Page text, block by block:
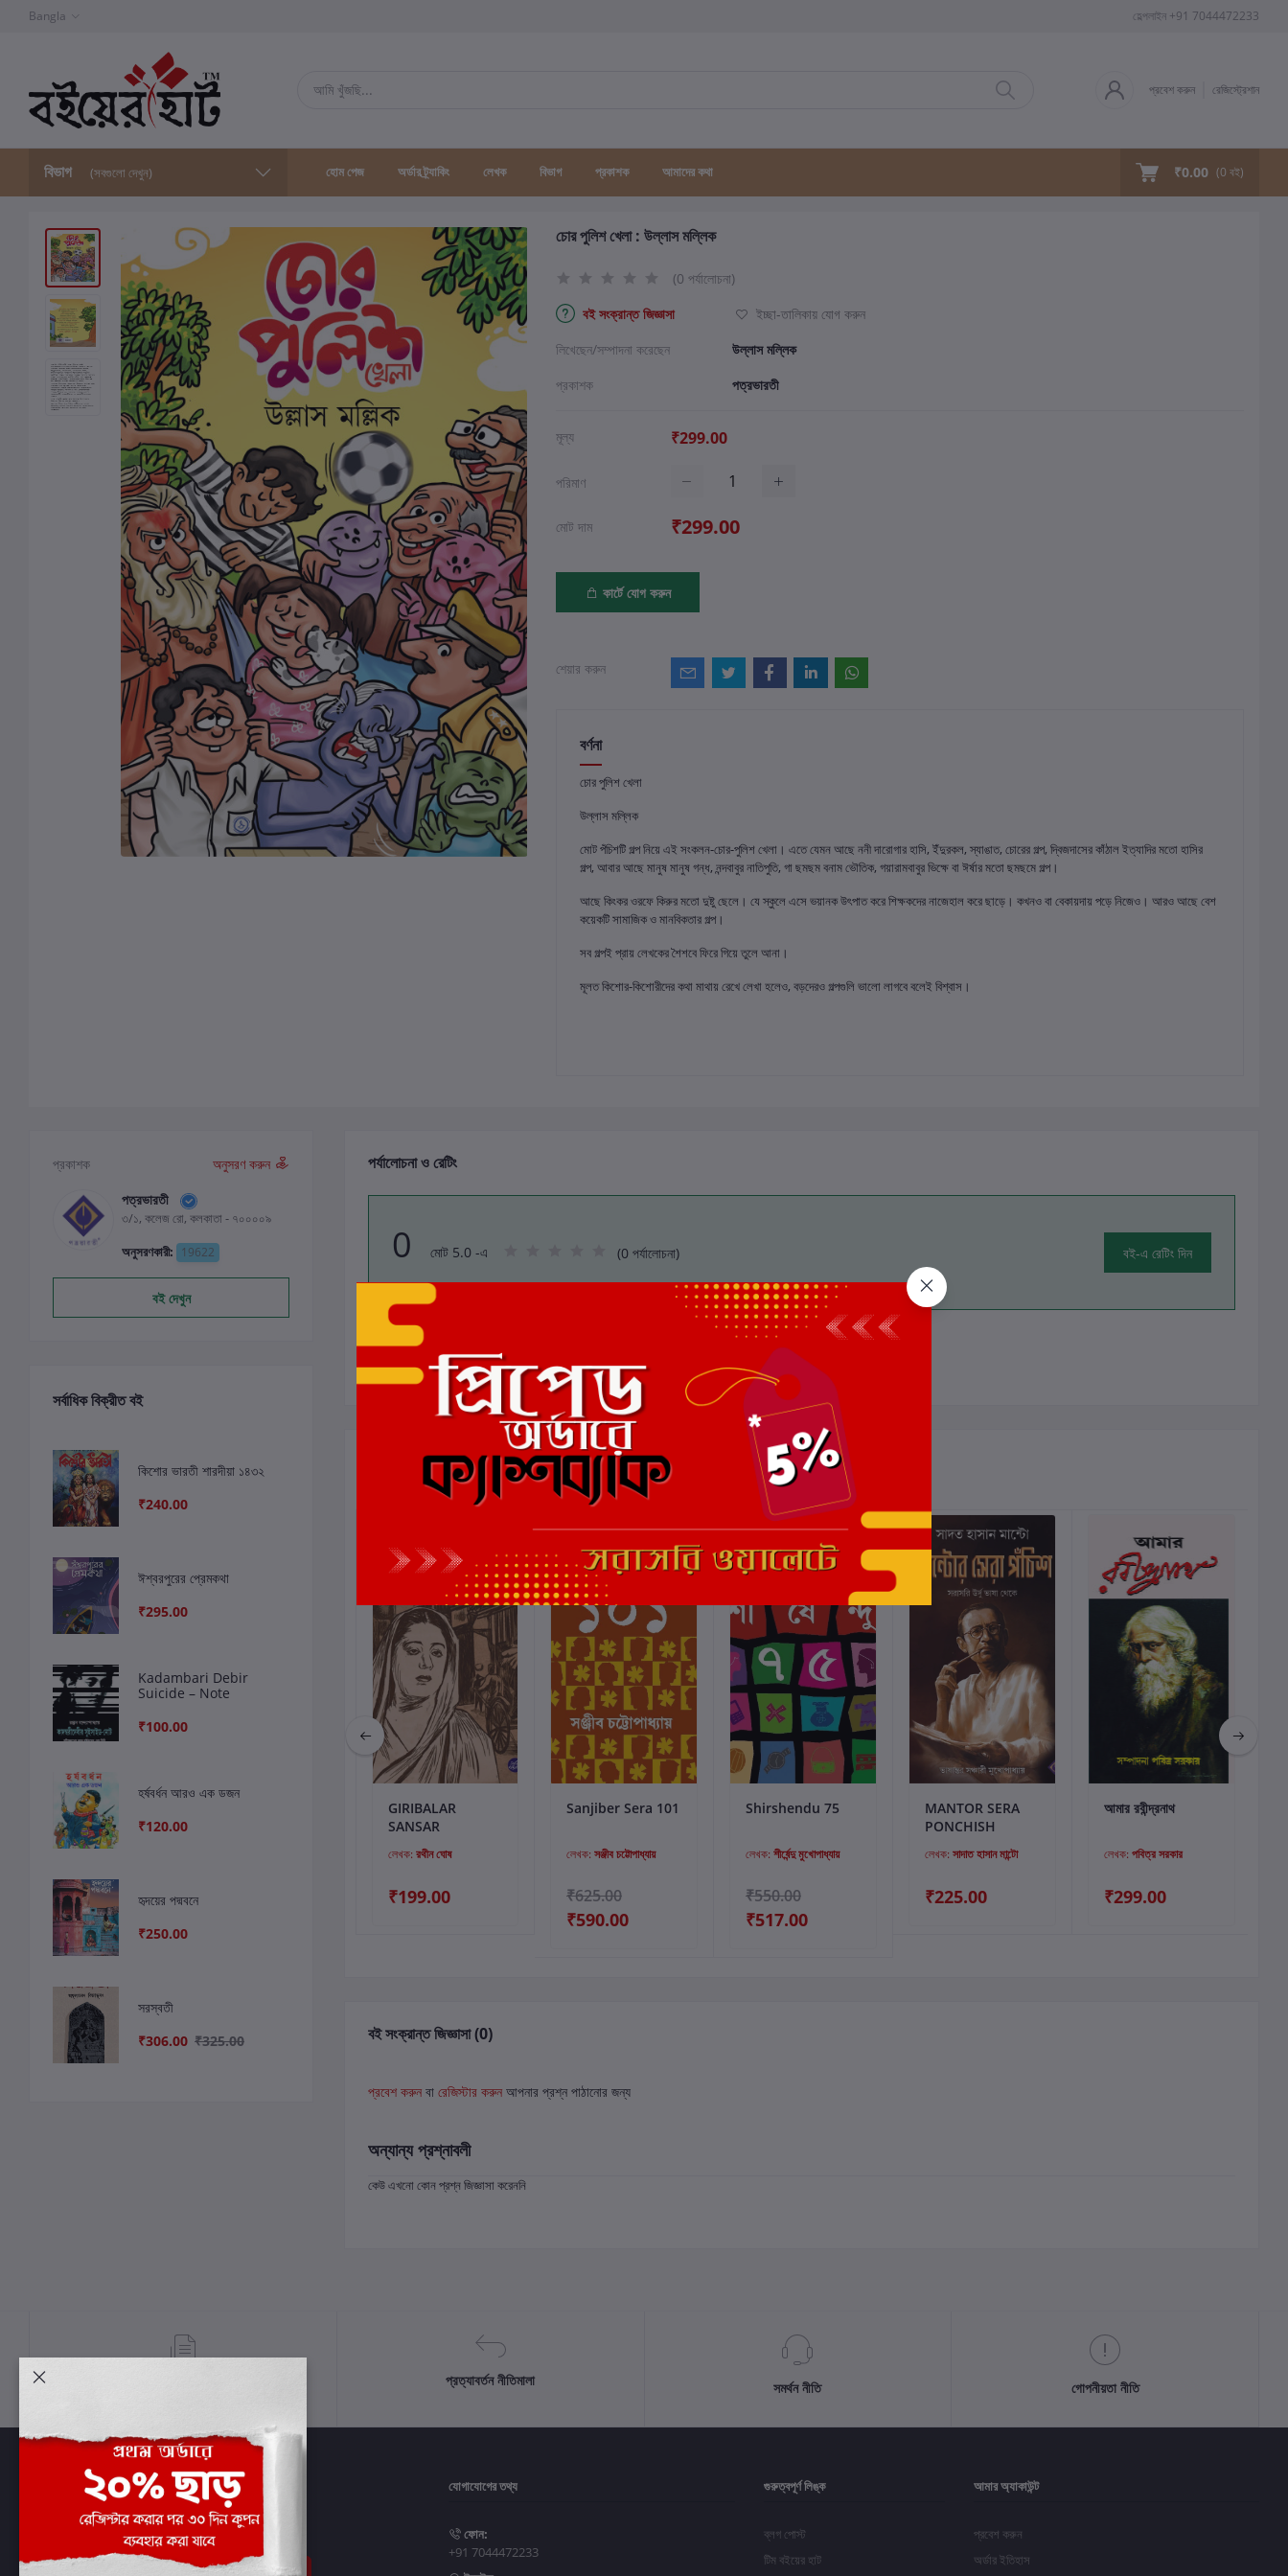
Bangla হেল্পলাইন +91 7044472233
প্রবেশ করুন রেজিস্ট্রেশান
বিভাগ (সবগুলো দেখুন) হোম পেজ অর্ডার ট্র্যাকিং লেখক বিভাগ প্রকাশক আমাদের কথা ₹0.00 (0 বই)
চোর পুলিশ খেলা : উল্লাস মল্লিক
(0 পর্যালোচনা)
বই সংক্রান্ত জিজ্ঞাসা
ইচ্ছা-তালিকায় যোগ করুন
লিখেছেন/সম্পাদনা করেছেন
উল্লাস মল্লিক
প্রকাশক
পত্রভারতী
মূল্য ₹299.00
পরিমাণ
মোট দাম ₹299.00
কার্টে যোগ করুন
শেয়ার করুন
বর্ণনা
চোর পুলিশ খেলা
উল্লাস মল্লিক
মোট পঁচিশটি গল্প নিয়ে এই সংকলন-চোর-পুলিশ খেলা। এতে যেমন আছে ননী দারোগার হাসি, ইঁদুরকল, স্যাঙাত, চোরের গল্প, দ্বিজদাসের কাঁঠাল ইত্যাদির মতো হাসির
গল্প, আবার আছে মানুষ মানুষ গন্ধ, নন্দবাবুর নাতিপুতি, গা ছমছম বনাম ভৌতিক, গয়ারামবাবুর ভিক্ষে বা ঈর্ষার মতো ছমছমে গল্প।
আছে কিংকর ওরফে কিরুর মতো দুষ্টু ছেলে। যে স্কুলে এসে ভয়ানক উৎপাত করে শিক্ষকদের নাজেহাল করে ছাড়ে। কখনও বা বেকায়দায় পড়ে নিজেও। আরও আছে বেশ
কয়েকটি সামাজিক ও মানবিকতার গল্প।
সব গল্পই প্রায় লেখকের শৈশবে ফিরে গিয়ে তুলে আনা।
মূলত কিশোর-কিশোরীদের কথা মাথায় রেখে লেখা হলেও, বড়দেরও গল্পগুলি ভালো লাগবে বলেই বিশ্বাস।
প্রকাশক
অনুসরণ করুন
পত্রভারতী
৩/১, কলেজ রো, কলকাতা - ৭০০০০৯
অনুসরণকারী: 19622
বই দেখুন
সর্বাধিক বিক্রীত বই
কিশোর ভারতী শারদীয়া ১৪৩২
₹240.00
ঈশ্বরপুরের প্রেমকথা
₹295.00
Kadambari Debir
Suicide – Note
₹100.00
হর্ষবর্ধন আরও এক ডজন
₹120.00
হৃদয়ের পদ্মবনে
₹250.00
সরস্বতী
₹306.00 ₹325.00
পর্যালোচনা ও রেটিং
0 মোট 5.0 -এ (0 পর্যালোচনা) বই-এ রেটিং দিন
এই বইয়ের জন্য এখনও কোন পর্যালোচনা নেই
কার্টে যোগ করুন
অশেষ সমরেশ
সমরেশ মজুমদার
₹450.00
₹432.00
কার্টে যোগ করুন
GIRIBALAR
SANSAR
লেখক: রথীন ঘোষ
₹199.00
কার্টে যোগ করুন
Sanjiber Sera 101
লেখক: সঞ্জীব চট্টোপাধ্যায়
₹625.00
₹590.00
কার্টে যোগ করুন
Shirshendu 75
লেখক: শীর্ষেন্দু মুখোপাধ্যায়
₹550.00
₹517.00
কার্টে যোগ করুন
MANTOR SERA
PONCHISH
লেখক: সাদাত হাসান মান্টো
₹225.00
কার্টে যোগ করুন
আমার রবীন্দ্রনাথ
লেখক: পবিত্র সরকার
₹299.00
বই সংক্রান্ত জিজ্ঞাসা (0)
প্রবেশ করুন বা রেজিস্টার করুন আপনার প্রশ্ন পাঠানোর জন্য
অন্যান্য প্রশ্নাবলী
কেউ এখনো কোন প্রশ্ন জিজ্ঞাসা করেননি
প্রত্যাবর্তন নীতিমালা সমর্থন নীতি গোপনীয়তা নীতি
যোগাযোগের তথ্য
ফোন:
+91 7044472233
গুরুত্বপূর্ণ লিঙ্ক
ব্লগ পোস্ট
টিম বইয়ের হাট
আমার অ্যাকাউন্ট
প্রবেশ করুন
অর্ডার ইতিহাস